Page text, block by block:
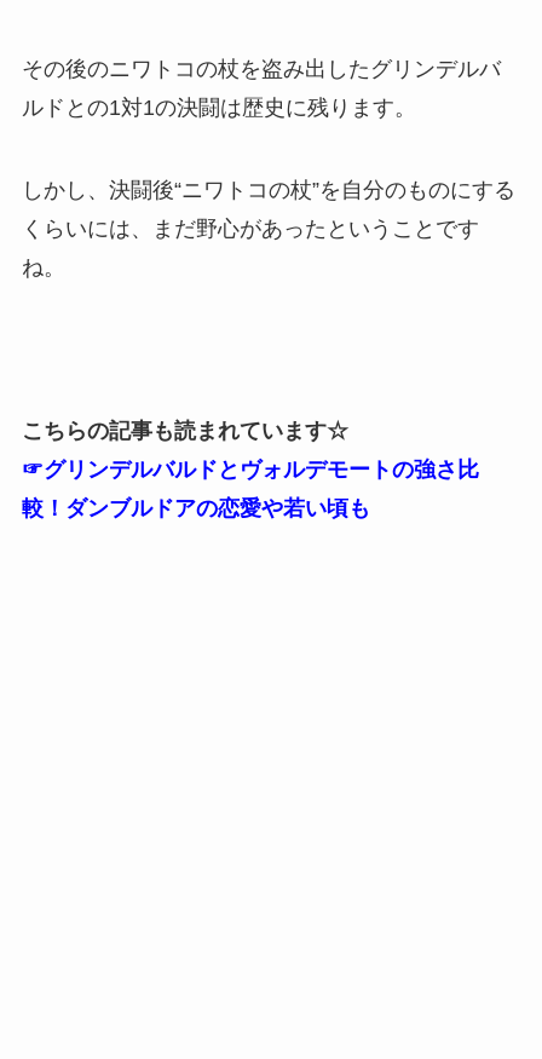
その後のニワトコの杖を盗み出したグリンデルバ
ルドとの1対1の決闘は歴史に残ります。
しかし、決闘後“ニワトコの杖”を自分のものにする
くらいには、まだ野心があったということです
ね。
こちらの記事も読まれています☆
☞グリンデルバルドとヴォルデモートの強さ比
較！ダンブルドアの恋愛や若い頃も